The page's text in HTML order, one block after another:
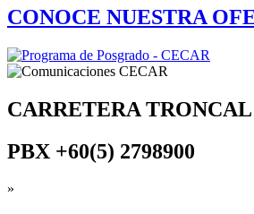
CONOCE NUESTRA
CARRETERA
PBX +60(5) 2798900
»